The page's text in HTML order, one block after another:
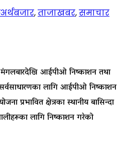
अर्थबजार,ताजाखबर,समाचार
मंगलबारदेखि आईपीओ निष्काशन तथा
लागि आईपीओ निष्काशन
प्रभावित क्षेत्रका स्थानीय बासिन्दा
लागि निष्काशन गरेको